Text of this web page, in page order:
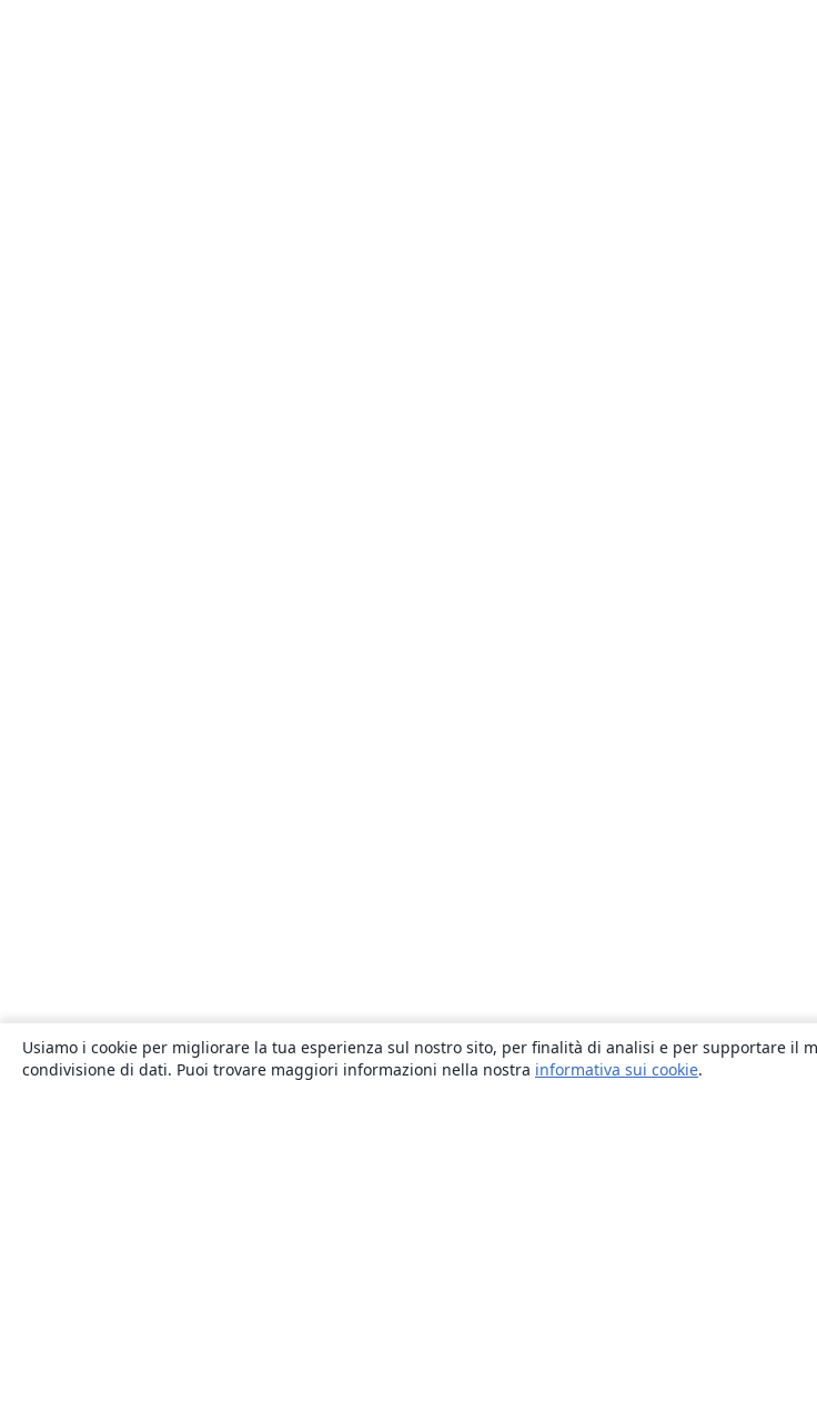
Usiamo i cookie per migliorare la tua esperienza sul nostro sito, per finalità di analisi e per supportare il
condivisione di dati. Puoi trovare maggiori informazioni nella nostra informativa sui cookie.